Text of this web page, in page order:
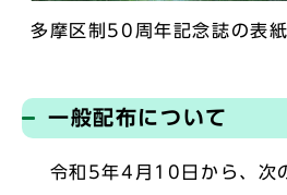
多摩区制50周年記念誌の表紙
一般配布について
令和5年4月10日から、次